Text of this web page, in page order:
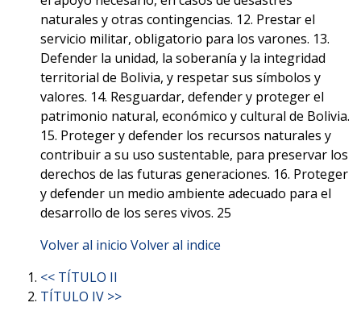
naturales y otras contingencias. 12. Prestar el
servicio militar, obligatorio para los varones. 13.
Defender la unidad, la soberanía y la integridad
territorial de Bolivia, y respetar sus símbolos y
valores. 14. Resguardar, defender y proteger el
patrimonio natural, económico y cultural de Bolivia.
15. Proteger y defender los recursos naturales y
contribuir a su uso sustentable, para preservar los
derechos de las futuras generaciones. 16. Proteger
y defender un medio ambiente adecuado para el
desarrollo de los seres vivos. 25
Volver al inicio Volver al indice
<< TÍTULO II
TÍTULO IV >>